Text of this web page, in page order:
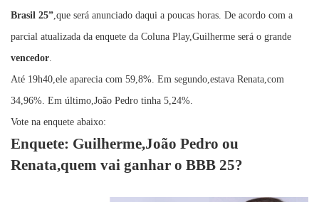
Brasil 25” ,que será anunciado daqui a poucas horas. De acordo com a
parcial atualizada da enquete da Coluna Play,Guilherme será o grande
vencedor
Até 19h40,ele aparecia com 59,8%. Em segundo,estava Renata,com
34,96%. Em último,João Pedro tinha 5,24%.
Vote na enquete abaixo:
Enquete: Guilherme,João Pedro ou
Renata,quem vai ganhar o BBB 25?